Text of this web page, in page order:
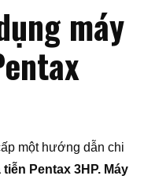
máy
một hướng dẫn chi
Pentax 3HP. Máy